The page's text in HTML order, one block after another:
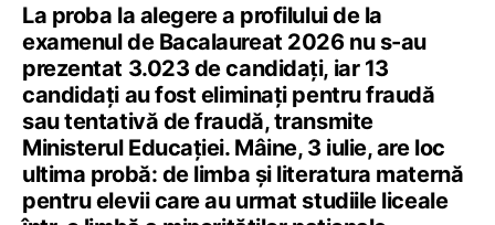
La proba la alegere a profilului de la
examenul de Bacalaureat 2026 nu s-au
prezentat 3.023 de candidați, iar 13
candidați au fost eliminați pentru fraudă
sau tentativă de fraudă, transmite
Ministerul Educației. Mâine, 3 iulie, are loc
ultima probă: de limba și literatura maternă
pentru elevii care au urmat studiile liceale